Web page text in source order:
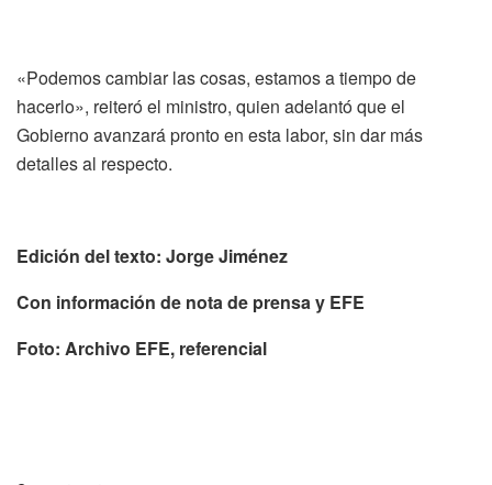
«Podemos cambiar las cosas, estamos a tiempo de
hacerlo», reiteró el ministro, quien adelantó que el
Gobierno avanzará pronto en esta labor, sin dar más
detalles al respecto.
Edición del texto: Jorge Jiménez
Con información de nota de prensa y EFE
Foto: Archivo EFE, referencial